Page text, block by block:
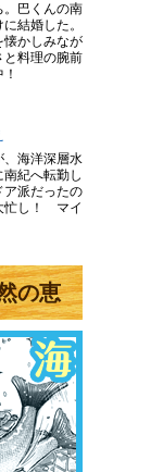
。巴くんの南
結婚した。
懐かしみなが
と料理の腕前
、海洋深層水
紀へ転勤し
ア派だったの
忙し！ マイ
の恵